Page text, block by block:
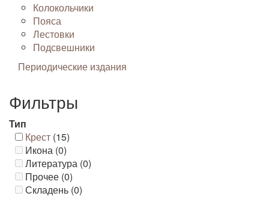
Колокольчики
Пояса
Лестовки
Подсвешники
Периодические издания
Фильтры
Тип
Крест (15)
Икона (0)
Литература (0)
Прочее (0)
Складень (0)